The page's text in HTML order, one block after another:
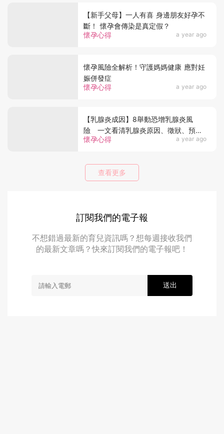
懷孕心得 a year ago
【新手父母】一人有喜 身邊朋友好孕不
斷！ 懷孕會傳染是真定假？
懷孕心得 a year ago
懷孕風險全解析！守護媽媽健康 應對妊
娠併發症
懷孕心得 a year ago
【乳腺炎成因】8舉動恐增乳腺炎風
險 一文看清乳腺炎原因、徵狀、預防
及治療
查看更多
訂閱我們的電子報
不想錯過最新的育兒資訊嗎？想每週接收我們
的最新文章嗎？快來訂閱我們的電子報吧！
送出